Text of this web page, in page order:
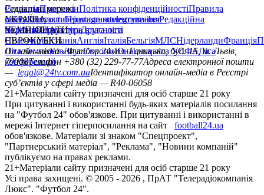
РедакціяПрогнозиПолітика конфіденційностіПравила
сайтуКонтактиПравила коментуванняРедакційна
політикаСтруктура власності
Соціальні мережі
facebookxyoutubeinstagramtelegramviber
УКРАЇНА
УкраїнаПерша лігаДруга ліга
ЧЕМПІОНАТИ
НімеччинаІспаніяАнгліяІталіяБельгіяМЛСНідерландиФранція
ЄВРОКУБКИ
Ліга чемпіонівЛіга ЄвропиЮнацька ліга УЄФАЛіга
конференцій
Онлайн-медіа «Футбол 24»пл. Галицька, буд. 15, м. Львів,
79008Телефон +380 (32) 229-77-77Адреса електронної пошти
— legal@24tv.com.uaІдентифікатор онлайн-медіа в Реєстрі
суб’єктів у сфері медіа — R40-06058
21+Матеріали сайту призначені для осіб старше 21 року
При цитуванні і використанні будь-яких матеріалів посилання
на "Футбол 24" обов'язкове. При цитуванні і використанні в
мережі Інтернет гіперпосилання на сайт
football24.ua
обов'язкове. Матеріали зі знаком "Спецпроект",
"Партнерський матеріал", "Реклама", "Новини компаній"
публікуємо на правах реклами.
21+Матеріали сайту призначені для осіб старше 21 року
Усi права захищенi. © 2005 - 2026 , ПрАТ "Телерадіокомпанія
Люкс". "Футбол 24".